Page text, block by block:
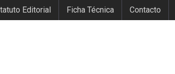
Editorial Ficha Técnica Contacto